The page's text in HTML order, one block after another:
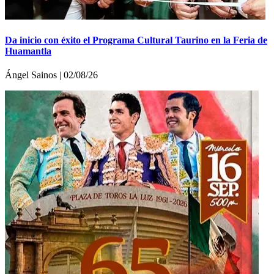
Da inicio con éxito el Programa Cultural Taurino en la Feria de
Huamantla
Ángel Sainos | 02/08/26